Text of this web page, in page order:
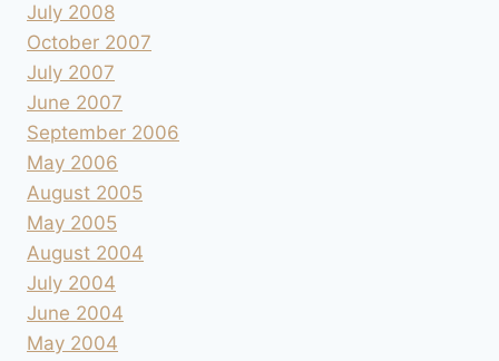
July 2008
October 2007
July 2007
June 2007
September 2006
May 2006
August 2005
May 2005
August 2004
July 2004
June 2004
May 2004